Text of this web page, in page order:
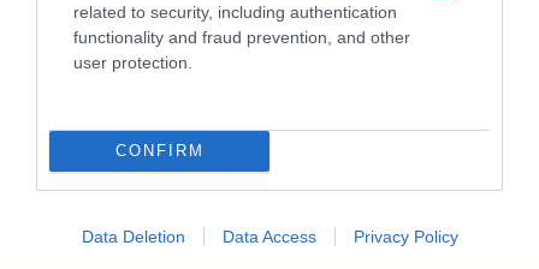
related to security, including authentication
functionality and fraud prevention, and other
user protection.
CONFIRM
Data Deletion Data Access Privacy Policy
04.08.2026 | 12:02
«μαζέψει» για τη δημοσιογράφο που γέλασε